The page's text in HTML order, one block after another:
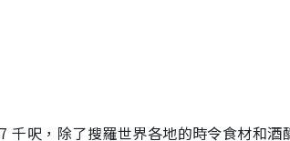
呎，除了搜羅世界各地的時令食材和酒